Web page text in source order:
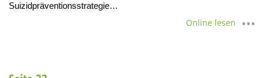
Suizidpräventionsstrategie…
Online lesen